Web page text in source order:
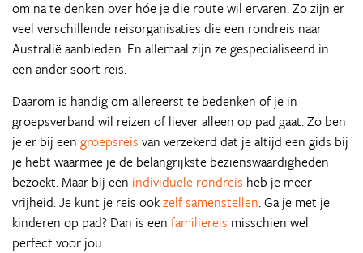
om na te denken over hóe je die route wil ervaren. Zo zijn er
veel verschillende reisorganisaties die een rondreis naar
Australië aanbieden. En allemaal zijn ze gespecialiseerd in
een ander soort reis.
Daarom is handig om allereerst te bedenken of je in
groepsverband wil reizen of liever alleen op pad gaat. Zo ben
je er bij een groepsreis van verzekerd dat je altijd een gids bij
je hebt waarmee je de belangrijkste bezienswaardigheden
bezoekt. Maar bij een individuele rondreis heb je meer
vrijheid. Je kunt je reis ookzelf samenstellen. Ga je met je
kinderen op pad? Dan is een familiereis misschien wel
perfect voor jou.